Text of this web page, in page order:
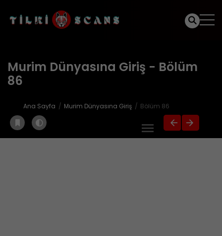
Murim Dünyasına Giriş - Bölüm
86
Ana Sayfa Murim Dünyasına Giriş Bölüm 86